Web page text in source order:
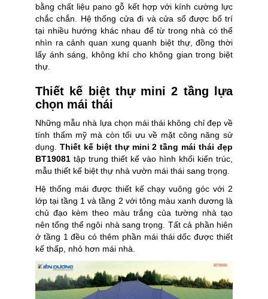
bằng chất liệu pano gỗ kết hợp với kính cường lực
chắc chắn. Hệ thống cửa đi và cửa sổ được bố trí
tại nhiều hướng khác nhau để từ trong nhà có thể
nhìn ra cảnh quan xung quanh biệt thự, đồng thời
lấy ánh sáng, không khí cho không gian trong biệt
thự.
Thiết kế biệt thự mini 2 tầng lựa
chọn mái thái
Những mẫu nhà lựa chọn mái thái không chỉ đẹp về
tính thẩm mỹ mà còn tối ưu về mặt công năng sử
dụng. Thiết kế biệt thự mini 2 tầng mái thái đẹp
BT19081 tập trung thiết kế vào hình khối kiến trúc,
mẫu thiết kế biệt thự nhà vườn mái thái sang trọng.
Hệ thống mái được thiết kế chạy vuông góc với 2
lớp tại tầng 1 và tầng 2 với tông màu xanh dương là
chủ đạo kèm theo màu trắng của tường nhà tạo
nên tổng thể ngôi nhà sang trọng. Tất cả phần hiên
ở tầng 1 đều có thêm phần mái thái dốc được thiết
kế thấp, nhỏ hơn mái nhà.